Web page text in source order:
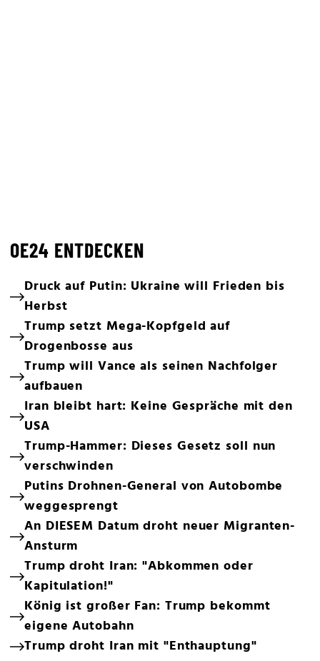
OE24 ENTDECKEN
Druck auf Putin: Ukraine will Frieden bis
Herbst
Trump setzt Mega-Kopfgeld auf
Drogenbosse aus
Trump will Vance als seinen Nachfolger
aufbauen
Iran bleibt hart: Keine Gespräche mit den
USA
Trump-Hammer: Dieses Gesetz soll nun
verschwinden
Putins Drohnen-General von Autobombe
weggesprengt
An DIESEM Datum droht neuer Migranten-
Ansturm
Trump droht Iran: "Abkommen oder
Kapitulation!"
König ist großer Fan: Trump bekommt
eigene Autobahn
Trump droht Iran mit "Enthauptung"